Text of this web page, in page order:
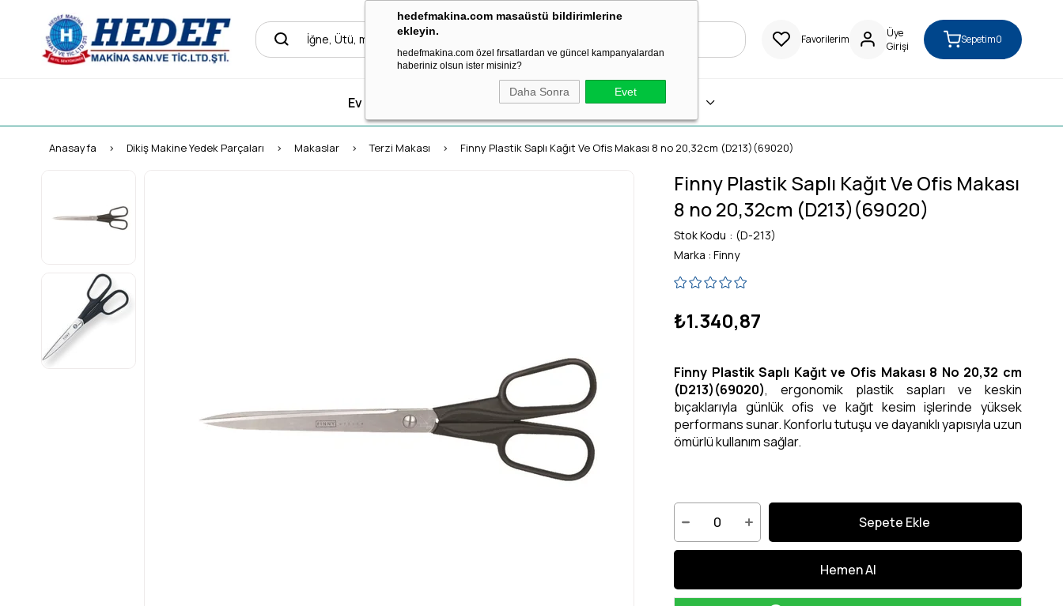
hedefmakina.com masaüstü bildirimlerine
ekleyin.
hedefmakina.com özel fırsatlardan ve güncel kampanyalardan
haberiniz olsun ister misiniz?
Daha Sonra Evet
Favorilerim
Üye
Girişi
Sepetim0
Ev Tipi Dikiş Makineleri Dikiş Aksesuar & Sarf Ütü Grubu
Anasayfa Dikiş Makine Yedek Parçaları Makaslar Terzi Makası Finny Plastik Saplı Kağıt Ve Ofis Makası 8 no 20,32cm (D213)(69020)
Finny Plastik Saplı Kağıt Ve Ofis Makası
8 no 20,32cm (D213)(69020)
Stok Kodu
(D-213)
Marka : Finny
₺1.340,87
Finny Plastik Saplı Kağıt ve Ofis Makası 8 No 20,32 cm
(D213)(69020), ergonomik plastik sapları ve keskin
bıçaklarıyla günlük ofis ve kağıt kesim işlerinde yüksek
performans sunar. Konforlu tutuşu ve dayanıklı yapısıyla uzun
ömürlü kullanım sağlar.